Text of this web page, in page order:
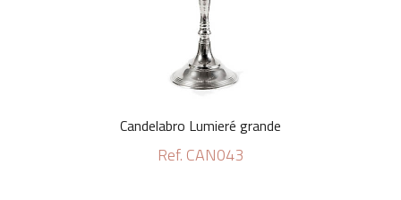
Candelabro Lumieré grande
Ref. CAN043